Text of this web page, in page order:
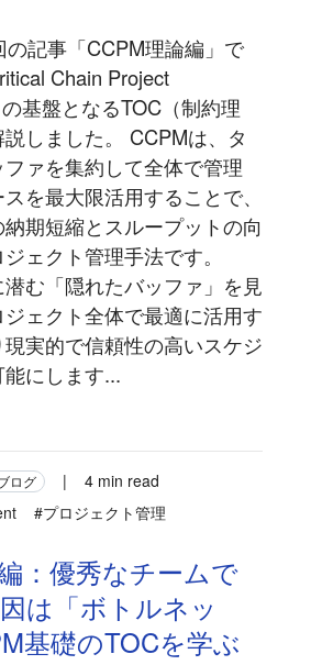
の記事「CCPM理論編」で
Chain Project
基盤となるTOC（制約理
しました。 CCPMは、タ
ァを集約して全体で管理
を最大限活用することで、
期短縮とスループットの向
ェクト管理手法です。
む「隠れたバッファ」を見
ェクト全体で最適に活用す
実的で信頼性の高いスケジ
にします...
ログ |
4 min read
#プロジェクト管理
：優秀なチームで
は「ボトルネッ
基礎のTOCを学ぶ